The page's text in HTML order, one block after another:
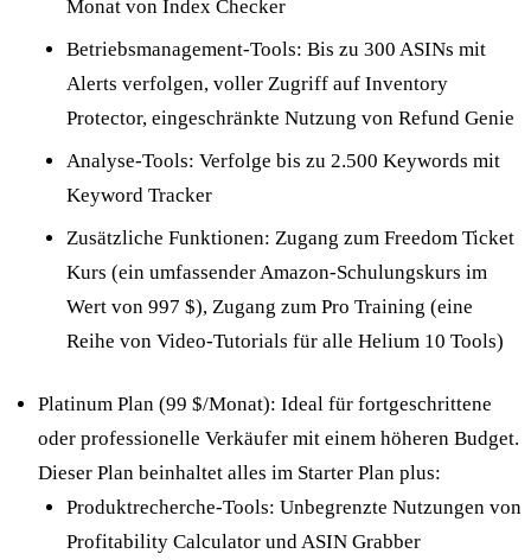
Monat von Index Checker
Betriebsmanagement-Tools: Bis zu 300 ASINs mit
Alerts verfolgen, voller Zugriff auf Inventory
Protector, eingeschränkte Nutzung von Refund Genie
Analyse-Tools: Verfolge bis zu 2.500 Keywords mit
Keyword Tracker
Zusätzliche Funktionen: Zugang zum Freedom Ticket
Kurs (ein umfassender Amazon-Schulungskurs im
Wert von 997 $), Zugang zum Pro Training (eine
Reihe von Video-Tutorials für alle Helium 10 Tools)
Platinum Plan (99 $/Monat): Ideal für fortgeschrittene
oder professionelle Verkäufer mit einem höheren Budget.
Dieser Plan beinhaltet alles im Starter Plan plus:
Produktrecherche-Tools: Unbegrenzte Nutzungen von
Profitability Calculator und ASIN Grabber